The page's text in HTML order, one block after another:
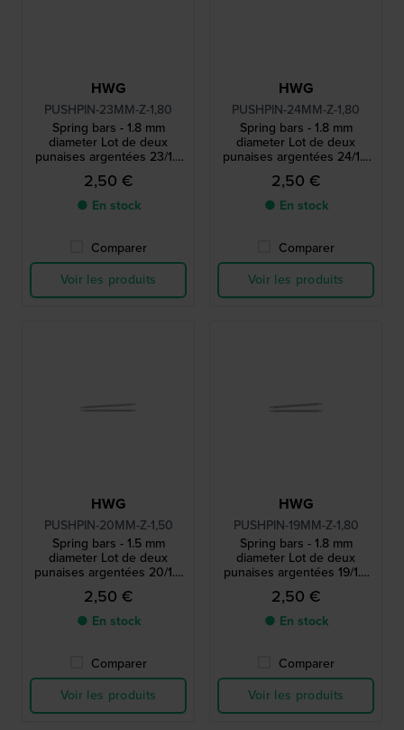
HWG
PUSHPIN-23MM-Z-1,80
Spring bars - 1.8 mm
diameter Lot de deux
punaises argentées 23/1.8
mm
2,50 €
● En stock
Comparer
Voir les produits
HWG
PUSHPIN-24MM-Z-1,80
Spring bars - 1.8 mm
diameter Lot de deux
punaises argentées 24/1.8
mm
2,50 €
● En stock
Comparer
Voir les produits
HWG
PUSHPIN-20MM-Z-1,50
Spring bars - 1.5 mm
diameter Lot de deux
punaises argentées 20/1.5
mm
2,50 €
● En stock
Comparer
Voir les produits
HWG
PUSHPIN-19MM-Z-1,80
Spring bars - 1.8 mm
diameter Lot de deux
punaises argentées 19/1.8
mm
2,50 €
● En stock
Comparer
Voir les produits